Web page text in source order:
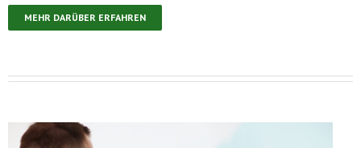
MEHR DARÜBER ERFAHREN